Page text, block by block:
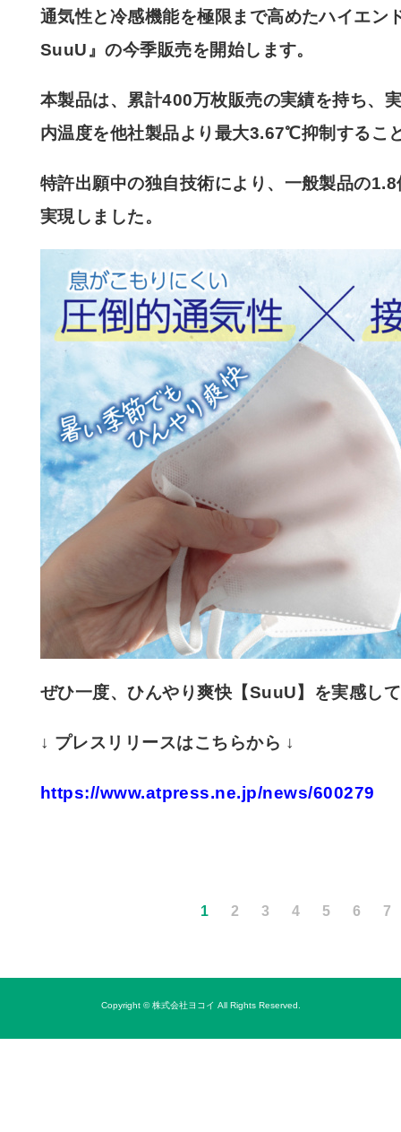
通気性と冷感機能を極限まで高めたハイエン
SuuU』の今季販売を開始します。
本製品は、累計400万枚販売の実績を持ち、
内温度を他社製品より最大3.67℃抑制するこ
特許出願中の独自技術により、一般製品の
実現しました。
ぜひ一度、ひんやり爽快【SuuU】を実感し
↓ プレスリリースはこちらから ↓
https://www.atpress.ne.jp/news/600279
1 2 3 4 5 6 7
Copyright © 株式会社ヨコイ All Rights Reserved.